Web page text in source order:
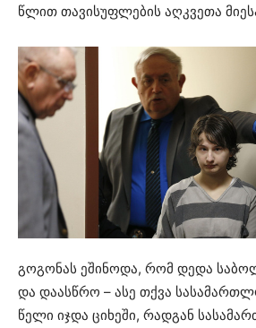
წლით თავისუფლების აღკვეთა
გოგონას ეშინოდა, რომ დედა
და დაასწრო – ასე თქვა
წელი იჯდა ციხეში, რადგან